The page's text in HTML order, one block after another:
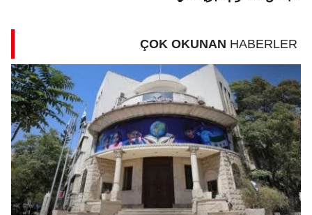
ÇOK OKUNAN HABERLER